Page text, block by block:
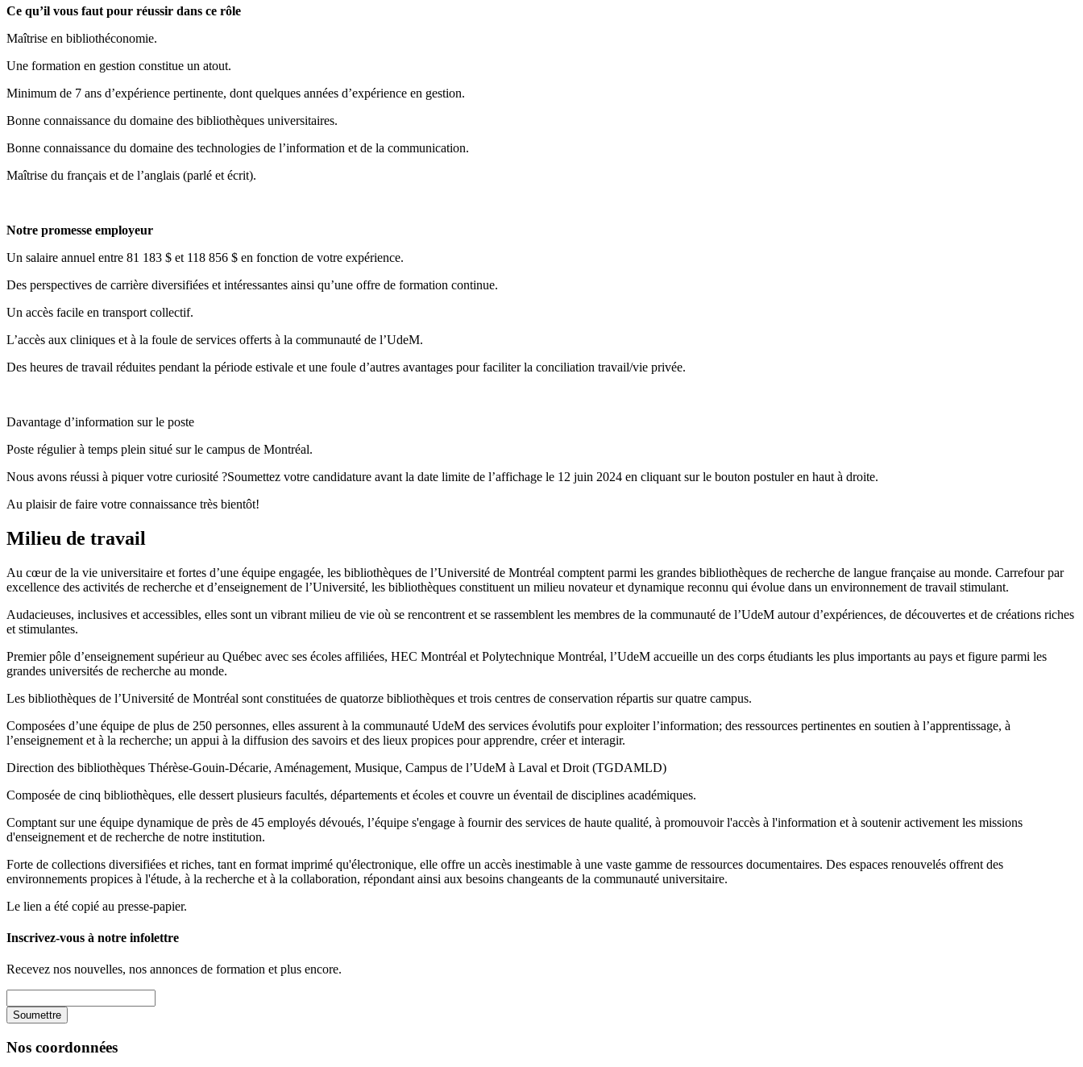
Ce qu’il vous faut pour réussir dans ce rôle
Maîtrise en bibliothéconomie.
Une formation en gestion constitue un atout.
Minimum de 7 ans d’expérience pertinente, dont quelques années d’expérience en gestion.
Bonne connaissance du domaine des bibliothèques universitaires.
Bonne connaissance du domaine des technologies de l’information et de la communication.
Maîtrise du français et de l’anglais (parlé et écrit).
Notre promesse employeur
Un salaire annuel entre 81 183 $ et 118 856 $ en fonction de votre expérience.
Des perspectives de carrière diversifiées et intéressantes ainsi qu’une offre de formation continue.
Un accès facile en transport collectif.
L’accès aux cliniques et à la foule de services offerts à la communauté de l’UdeM.
Des heures de travail réduites pendant la période estivale et une foule d’autres avantages pour faciliter la conciliation travail/vie privée.
Davantage d’information sur le poste
Poste régulier à temps plein situé sur le campus de Montréal.
Nous avons réussi à piquer votre curiosité ?Soumettez votre candidature avant la date limite de l’affichage le 12 juin 2024 en cliquant sur le bouton postuler en haut à droite.
Au plaisir de faire votre connaissance très bientôt!
Milieu de travail
Au cœur de la vie universitaire et fortes d’une équipe engagée, les bibliothèques de l’Université de Montréal comptent parmi les grandes bibliothèques de recherche de langue française au monde. Carrefour par
excellence des activités de recherche et d’enseignement de l’Université, les bibliothèques constituent un milieu novateur et dynamique reconnu qui évolue dans un environnement de travail stimulant.
Audacieuses, inclusives et accessibles, elles sont un vibrant milieu de vie où se rencontrent et se rassemblent les membres de la communauté de l’UdeM autour d’expériences, de découvertes et de créations riches
et stimulantes.
Premier pôle d’enseignement supérieur au Québec avec ses écoles affiliées, HEC Montréal et Polytechnique Montréal, l’UdeM accueille un des corps étudiants les plus importants au pays et figure parmi les
grandes universités de recherche au monde.
Les bibliothèques de l’Université de Montréal sont constituées de quatorze bibliothèques et trois centres de conservation répartis sur quatre campus.
Composées d’une équipe de plus de 250 personnes, elles assurent à la communauté UdeM des services évolutifs pour exploiter l’information; des ressources pertinentes en soutien à l’apprentissage, à
l’enseignement et à la recherche; un appui à la diffusion des savoirs et des lieux propices pour apprendre, créer et interagir.
Direction des bibliothèques Thérèse-Gouin-Décarie, Aménagement, Musique, Campus de l’UdeM à Laval et Droit (TGDAMLD)
Composée de cinq bibliothèques, elle dessert plusieurs facultés, départements et écoles et couvre un éventail de disciplines académiques.
Comptant sur une équipe dynamique de près de 45 employés dévoués, l’équipe s'engage à fournir des services de haute qualité, à promouvoir l'accès à l'information et à soutenir activement les missions
d'enseignement et de recherche de notre institution.
Forte de collections diversifiées et riches, tant en format imprimé qu'électronique, elle offre un accès inestimable à une vaste gamme de ressources documentaires. Des espaces renouvelés offrent des
environnements propices à l'étude, à la recherche et à la collaboration, répondant ainsi aux besoins changeants de la communauté universitaire.
Le lien a été copié au presse-papier.
Inscrivez-vous à notre infolettre
Recevez nos nouvelles, nos annonces de formation et plus encore.
Nos coordonnées